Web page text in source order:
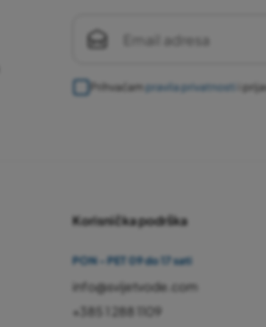
Prihvaćam pravila privatnosti i
Korisnička podrška
PON - PET 09 do 17 sati
info@svijetvode.com
+385 1 288 1109